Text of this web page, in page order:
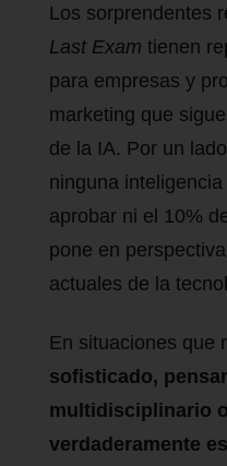
Los sorprendentes
Last Exam tienen
para empresas y
marketing que
de la IA. Por un
ninguna
aprobar ni el 10%
pone en
actuales de la
En situaciones que
sofisticado,
multidisciplinario
verdaderamente